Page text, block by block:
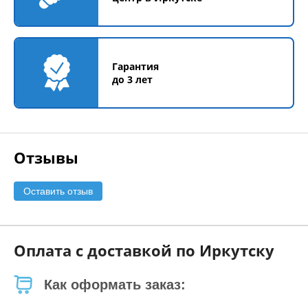
Гарантия
до 3 лет
Отзывы
Оставить отзыв
Оплата с доставкой по Иркутску
Как оформать заказ: